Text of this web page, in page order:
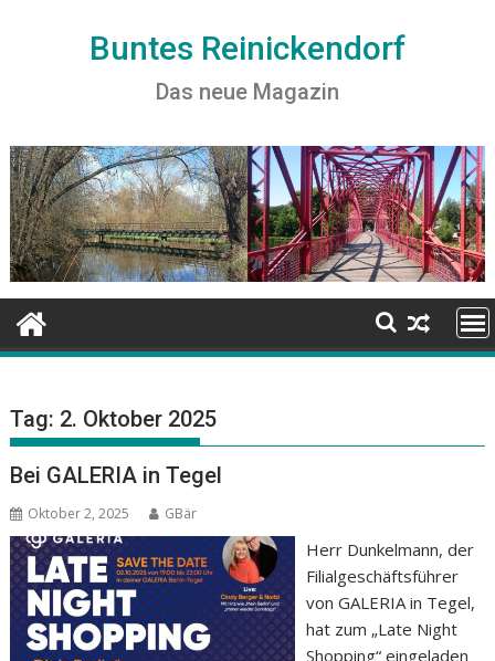
n
Buntes Reinickendorf
Das neue Magazin
Tag: 2. Oktober 2025
Bei GALERIA in Tegel
Oktober 2, 2025 GBär
Herr Dunkelmann, der
Filialgeschäftsführer
von GALERIA in Tegel,
hat zum „Late Night
Shopping“ eingeladen